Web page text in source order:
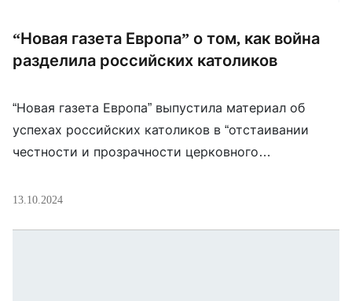
“Новая газета Европа” о том, как война
разделила российских католиков
“Новая газета Европа” выпустила материал об
успехах российских католиков в “отстаивании
честности и прозрачности церковного
отношению Католической церкви в России к войне
13.10.2024